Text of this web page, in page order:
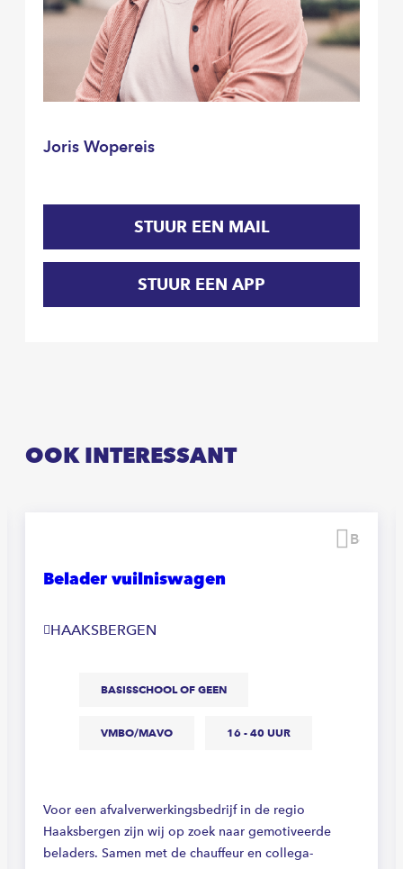
Joris Wopereis
STUUR EEN MAIL
STUUR EEN APP
OOK INTERESSANT
Belader vuilniswagen
HAAKSBERGEN
BASISSCHOOL OF GEEN
VMBO/MAVO 16 - 40 UUR
Voor een afvalverwerkingsbedrijf in de regio
Haaksbergen zijn wij op zoek naar gemotiveerde
beladers. Samen met de chauffeur en collega-